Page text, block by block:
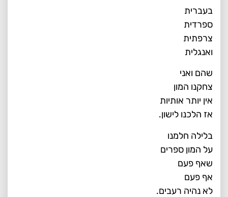
בעברית
ספרדית
צרפתית
ואנגלית
שהם ואני
צחקנו המון
אין יותר אותיות
אז הלכנו לישון.
בלילה חלמנו
על המון ספרים
שאף פעם
אף פעם
לא נהיה רעבים.